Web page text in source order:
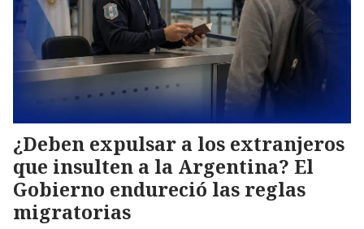
¿Deben expulsar a los extranjeros
que insulten a la Argentina? El
Gobierno endureció las reglas
migratorias